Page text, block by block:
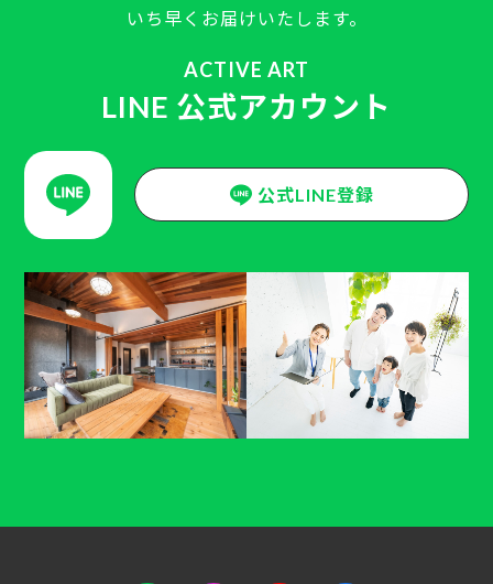
いち早くお届けいたします。
ACTIVE ART
LINE 公式アカウント
公式LINE登録